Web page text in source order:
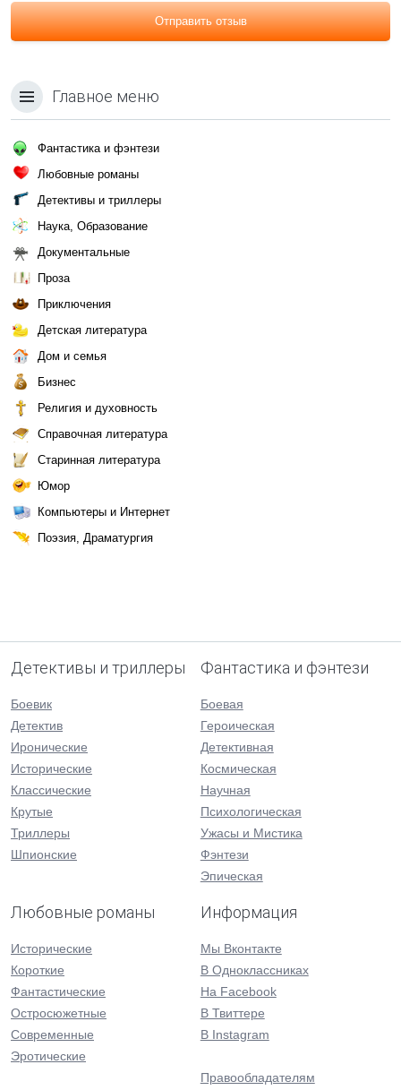
Отправить отзыв
Главное меню
Фантастика и фэнтези
Любовные романы
Детективы и триллеры
Наука, Образование
Документальные
Проза
Приключения
Детская литература
Дом и семья
Бизнес
Религия и духовность
Справочная литература
Старинная литература
Юмор
Компьютеры и Интернет
Поэзия, Драматургия
Детективы и триллеры
Боевик
Детектив
Иронические
Исторические
Классические
Крутые
Триллеры
Шпионские
Фантастика и фэнтези
Боевая
Героическая
Детективная
Космическая
Научная
Психологическая
Ужасы и Мистика
Фэнтези
Эпическая
Любовные романы
Исторические
Короткие
Фантастические
Остросюжетные
Современные
Эротические
Информация
Мы Вконтакте
В Одноклассниках
На Facebook
В Твиттере
В Instagram
Правообладателям